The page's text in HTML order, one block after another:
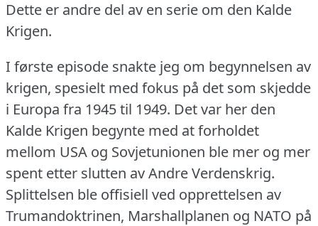
Dette er andre del av en serie om den Kalde
Krigen.
I første episode snakte jeg om begynnelsen av
krigen, spesielt med fokus på det som skjedde
i Europa fra 1945 til 1949. Det var her den
Kalde Krigen begynte med at forholdet
mellom USA og Sovjetunionen ble mer og mer
spent etter slutten av Andre Verdenskrig.
Splittelsen ble offisiell ved opprettelsen av
Trumandoktrinen, Marshallplanen og NATO på